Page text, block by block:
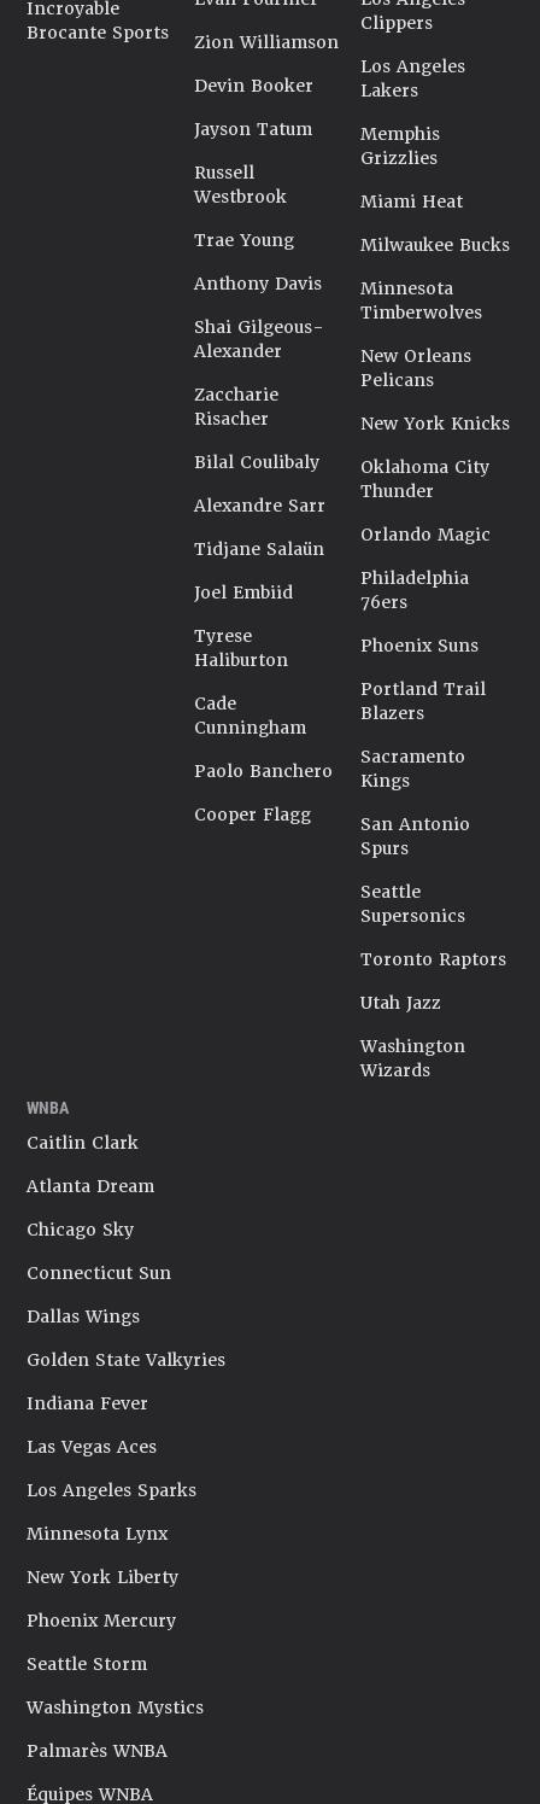
Incroyable
Brocante Sports
Zion Williamson
Devin Booker
Jayson Tatum
Russell
Westbrook
Trae Young
Anthony Davis
Shai Gilgeous-
Alexander
Zaccharie
Risacher
Bilal Coulibaly
Alexandre Sarr
Tidjane Salaün
Joel Embiid
Tyrese
Haliburton
Cade
Cunningham
Paolo Banchero
Cooper Flagg
Clippers
Los Angeles
Lakers
Memphis
Grizzlies
Miami Heat
Milwaukee Bucks
Minnesota
Timberwolves
New Orleans
Pelicans
New York Knicks
Oklahoma City
Thunder
Orlando Magic
Philadelphia
76ers
Phoenix Suns
Portland Trail
Blazers
Sacramento
Kings
San Antonio
Spurs
Seattle
Supersonics
Toronto Raptors
Utah Jazz
Washington
Wizards
WNBA
Caitlin Clark
Atlanta Dream
Chicago Sky
Connecticut Sun
Dallas Wings
Golden State Valkyries
Indiana Fever
Las Vegas Aces
Los Angeles Sparks
Minnesota Lynx
New York Liberty
Phoenix Mercury
Seattle Storm
Washington Mystics
Palmarès WNBA
Équipes WNBA